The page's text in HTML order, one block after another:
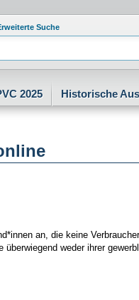
Suche
2025 Historische
an, die keine
weder ihrer